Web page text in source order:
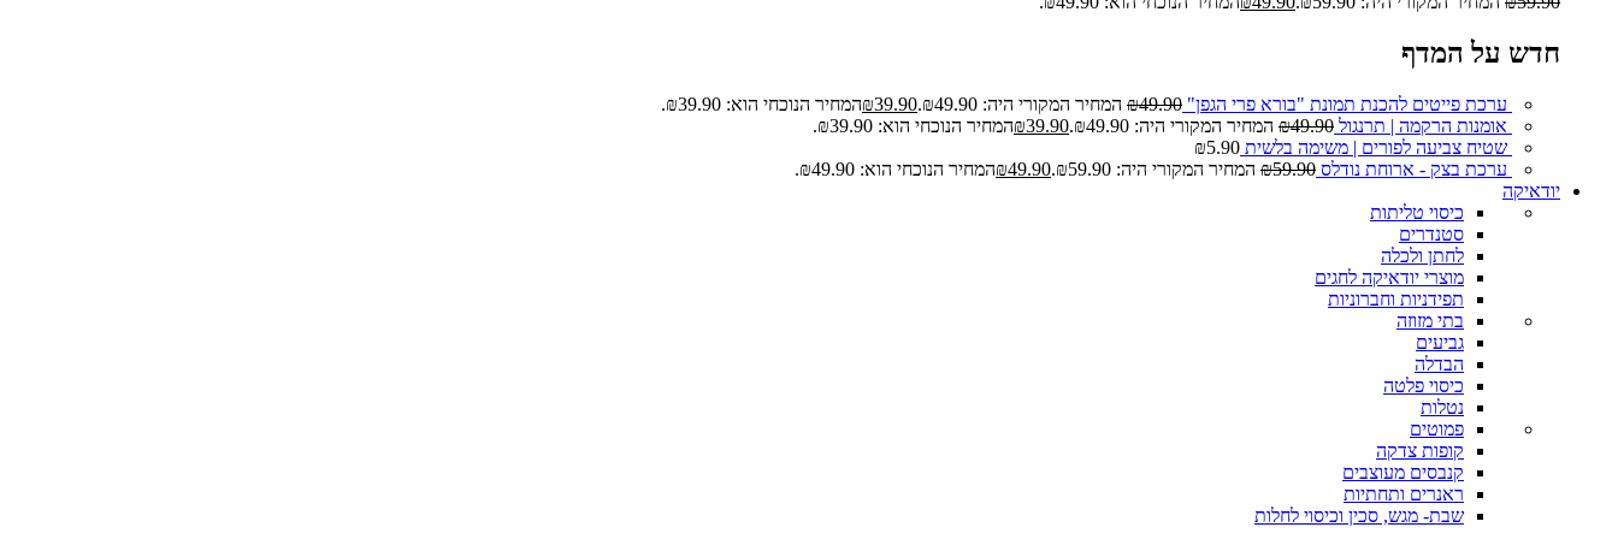
חדש על המדף
ערכת פייטים להכנת תמונת "בורא פרי הגפן" ₪49.90 המחיר המקורי היה: ₪49.90. ₪39.90
המחיר הנוכחי הוא: ₪39.90.
אומנות הרקמה | תרנגול
₪49.90 המחיר המקורי היה: ₪49.90. ₪39.90
המחיר הנוכחי הוא: ₪39.90.
שטיח צביעה לפורים | משימה בלשית
₪5.90
ערכת בצק - ארוחת נודלס
₪59.90 המחיר המקורי היה: ₪59.90. ₪49.90
המחיר הנוכחי הוא: ₪49.90.
יודאיקה
כיסוי טליתות
סטנדרים
לחתן ולכלה
מוצרי יודאיקה לחגים
תפידניות וחברוניות
בתי מזוזה
גביעים
הבדלה
כיסוי פלטה
נטלות
פמוטים
קופות צדקה
קנבסים מעוצבים
ראנרים ותחתיות
שבת- מגש, סכין וכיסוי לחלות